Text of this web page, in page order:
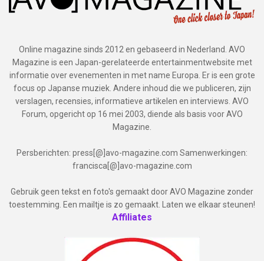
Online magazine sinds 2012 en gebaseerd in Nederland. AVO
Magazine is een Japan-gerelateerde entertainmentwebsite met
informatie over evenementen in met name Europa. Er is een grote
focus op Japanse muziek. Andere inhoud die we publiceren, zijn
verslagen, recensies, informatieve artikelen en interviews. AVO
Forum, opgericht op 16 mei 2003, diende als basis voor AVO
Magazine.
Persberichten: press[@]avo-magazine.com Samenwerkingen:
francisca[@]avo-magazine.com
Gebruik geen tekst en foto's gemaakt door AVO Magazine zonder
toestemming. Een mailtje is zo gemaakt. Laten we elkaar steunen!
Affiliates